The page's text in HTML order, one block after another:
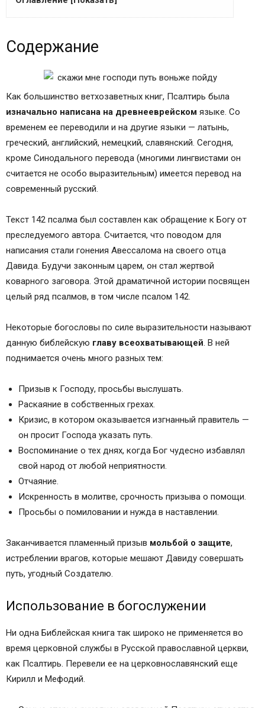
сын его
Авессалом, сын его.
Содержание
Дорога праведника
«Господи, истреби врагов моих»
Содержание
Как большинство ветхозаветных книг, Псалтирь была
изначально написана на древнееврейском языке. Со
временем ее переводили и на другие языки — латынь,
греческий, английский, немецкий, славянский. Сегодня,
кроме Синодального перевода (многими лингвистами он
считается не особо выразительным) имеется перевод на
современный русский.
Текст 142 псалма был составлен как обращение к Богу от
преследуемого автора. Считается, что поводом для
написания стали гонения Авессалома на своего отца
Давида. Будучи законным царем, он стал жертвой
коварного заговора. Этой драматичной истории посвящен
целый ряд псалмов, в том числе псалом 142.
Некоторые богословы по силе выразительности называют
данную библейскую главу всеохватывающей. В ней
поднимается очень много разных тем:
Призыв к Господу, просьбы выслушать.
Раскаяние в собственных грехах.
Кризис, в котором оказывается изгнанный правитель —
он просит Господа указать путь.
Воспоминание о тех днях, когда Бог чудесно избавлял
свой народ от любой неприятности.
Отчаяние.
Искренность в молитве, срочность призыва о помощи.
Просьбы о помиловании и нужда в наставлении.
Заканчивается пламенный призыв мольбой о защите,
истреблении врагов, которые мешают Давиду совершать
путь, угодный Создателю.
Использование в богослужении
Ни одна Библейская книга так широко не применяется во
время церковной службы в Русской православной церкви,
как Псалтирь. Перевели ее на церковнославянский еще
Кирилл и Мефодий.